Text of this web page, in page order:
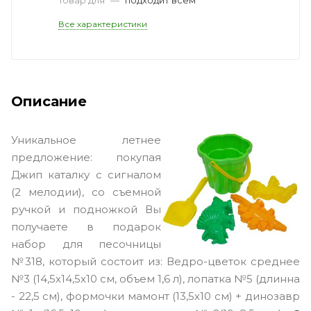
Все характеристики
Описание
Уникальное летнее
предложение: покупая
Джип каталку с сигналом
(2 мелодии), со съемной
ручкой и подножкой Вы
получаете в подарок
набор для песочницы
№318, который состоит из: Ведро-цветок среднее
№3 (14,5х14,5х10 см, объем 1,6 л), лопатка №5 (длинна
- 22,5 см), формочки мамонт (13,5х10 см) + динозавр